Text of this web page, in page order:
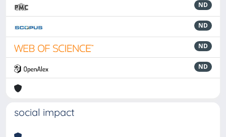
ND
ND
ND
ND
social impact